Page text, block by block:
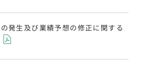
発生及び業績予想の修正に関する